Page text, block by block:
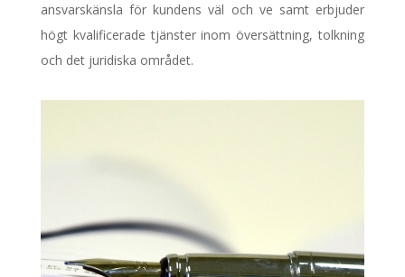
ansvarskänsla för kundens väl och ve samt erbjuder
högt kvalificerade tjänster inom översättning, tolkning
och det juridiska området.